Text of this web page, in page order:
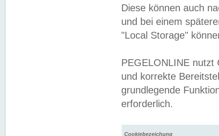
Diese können auch
und bei einem
"Local Storage"
PEGELONLINE nutzt
und korrekte
grundlegende
erforderlich.
Cookiebezeichung